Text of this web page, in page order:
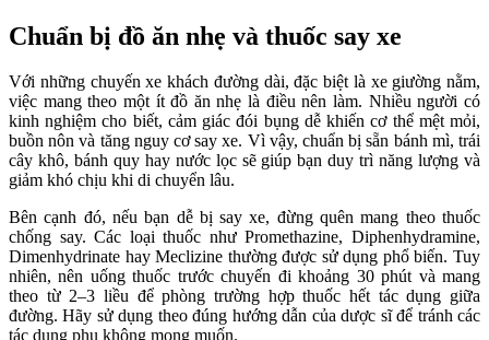
Chuẩn bị đồ ăn nhẹ và thuốc say xe
Với những chuyến xe khách đường dài, đặc biệt là xe giường nằm,
việc mang theo một ít đồ ăn nhẹ là điều nên làm. Nhiều người có
kinh nghiệm cho biết, cảm giác đói bụng dễ khiến cơ thể mệt mỏi,
buồn nôn và tăng nguy cơ say xe. Vì vậy, chuẩn bị sẵn bánh mì, trái
cây khô, bánh quy hay nước lọc sẽ giúp bạn duy trì năng lượng và
giảm khó chịu khi di chuyển lâu.
Bên cạnh đó, nếu bạn dễ bị say xe, đừng quên mang theo thuốc
chống say. Các loại thuốc như Promethazine, Diphenhydramine,
Dimenhydrinate hay Meclizine thường được sử dụng phổ biến. Tuy
nhiên, nên uống thuốc trước chuyến đi khoảng 30 phút và mang
theo từ 2–3 liều để phòng trường hợp thuốc hết tác dụng giữa
đường. Hãy sử dụng theo đúng hướng dẫn của dược sĩ để tránh các
tác dụng phụ không mong muốn.